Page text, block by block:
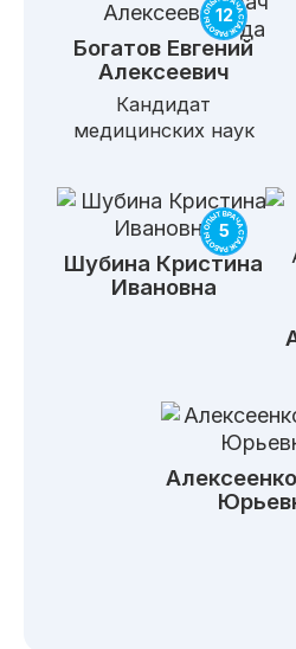
Богатов Евгений
Алексеевич
Кандидат
медицинских наук
12
Шубина Кристина
Ивановна
5
Алексеенко